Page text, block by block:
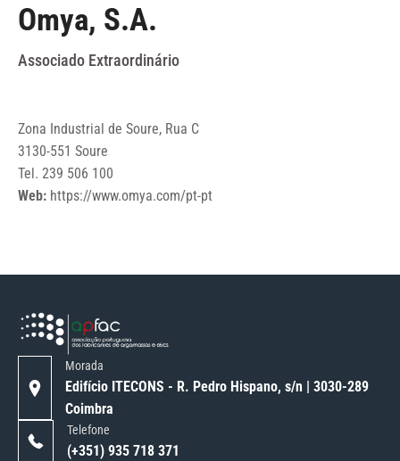
Omya, S.A.
Associado Extraordinário
Zona Industrial de Soure, Rua C
3130-551 Soure
Tel. 239 506 100
Web: https://www.omya.com/pt-pt
Morada
Edifício ITECONS - R. Pedro Hispano, s/n | 3030-289
Coimbra
Telefone
(+351) 935 718 371